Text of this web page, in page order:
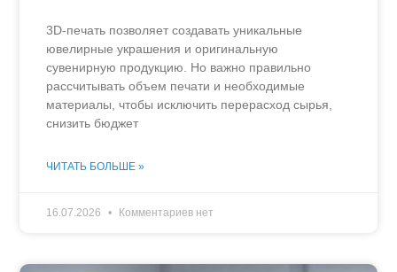
3D-печать позволяет создавать уникальные
ювелирные украшения и оригинальную
сувенирную продукцию. Но важно правильно
рассчитывать объем печати и необходимые
материалы, чтобы исключить перерасход сырья,
снизить бюджет
ЧИТАТЬ БОЛЬШЕ »
16.07.2026 Комментариев нет